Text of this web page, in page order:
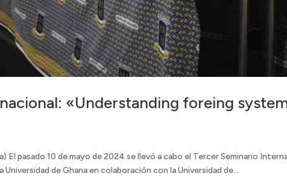
«Understanding foreing
El pasado 10 de mayo de 2024 se llevó a cabo el Tercer Seminario
de Ghana en colaboración con la Universidad de...